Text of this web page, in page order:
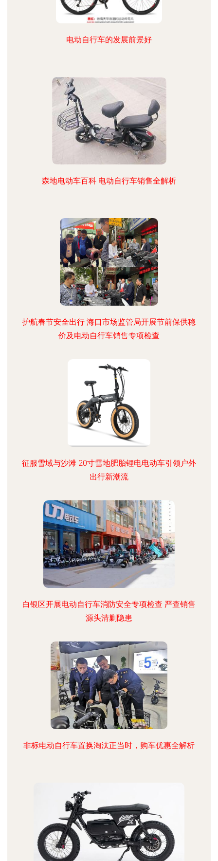
电动自行车的发展前景好
森地电动车百科 电动自行车销售全解析
护航春节安全出行 海口市场监管局开展节前保供稳
价及电动自行车销售专项检查
征服雪域与沙滩 20寸雪地肥胎锂电电动车引领户外
出行新潮流
白银区开展电动自行车消防安全专项检查 严查销售
源头清剿隐患
非标电动自行车置换淘汰正当时，购车优惠全解析